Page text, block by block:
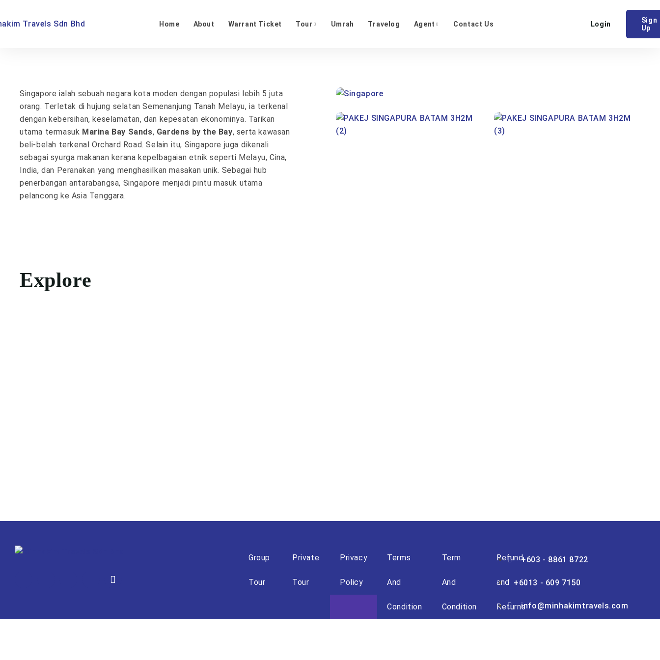
Home About Warrant Ticket Tour Umrah Travelog Agent Contact Us Login
Sign
Up
Singapore ialah sebuah negara kota moden dengan populasi lebih 5 juta
orang. Terletak di hujung selatan Semenanjung Tanah Melayu, ia terkenal
dengan kebersihan, keselamatan, dan kepesatan ekonominya. Tarikan
utama termasuk Marina Bay Sands, Gardens by the Bay, serta kawasan
beli-belah terkenal Orchard Road. Selain itu, Singapore juga dikenali
sebagai syurga makanan kerana kepelbagaian etnik seperti Melayu, Cina,
India, dan Peranakan yang menghasilkan masakan unik. Sebagai hub
penerbangan antarabangsa, Singapore menjadi pintu masuk utama
pelancong ke Asia Tenggara.
Explore
Group
Tour
Private
Tour
Privacy
Policy
Terms
And
Condition
Term
And
Condition
Refund
and
Returns
+603 - 8861 8722
+6013 - 609 7150
info@minhakimtravels.com